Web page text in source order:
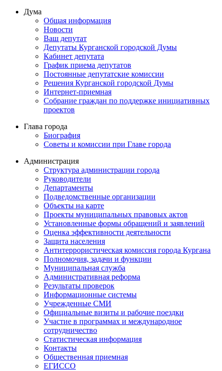
Дума
Общая информация
Новости
Ваш депутат
Депутаты Курганской городской Думы
Кабинет депутата
График приема депутатов
Постоянные депутатские комиссии
Решения Курганской городской Думы
Интернет-приемная
Собрание граждан по поддержке инициативных
проектов
Глава города
Биография
Советы и комиссии при Главе города
Администрация
Структура администрации города
Руководители
Департаменты
Подведомственные организации
Объекты на карте
Проекты муниципальных правовых актов
Установленные формы обращений и заявлений
Оценка эффективности деятельности
Защита населения
Антитеррористическая комиссия города Кургана
Полномочия, задачи и функции
Муниципальная служба
Административная реформа
Результаты проверок
Информационные системы
Учрежденные СМИ
Официальные визиты и рабочие поездки
Участие в программах и международное
сотрудничество
Статистическая информация
Контакты
Общественная приемная
ЕГИССО